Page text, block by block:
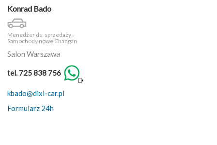
Konrad Bado
Menedżer ds. sprzedaży -
Samochody nowe Changan
Salon Warszawa
tel. 725 838 756
kbado@dixi-car.pl
Formularz 24h